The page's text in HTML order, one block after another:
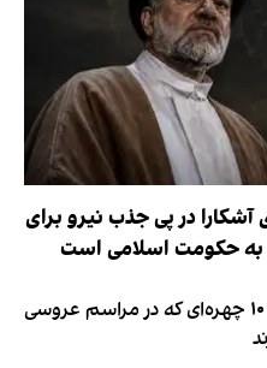
در پی جذب نیرو برای
به حکومت اسلامی است
لیست ممنوعه کریستیانو؛ ۱۰ چهره‌ای که در مراسم عروسی